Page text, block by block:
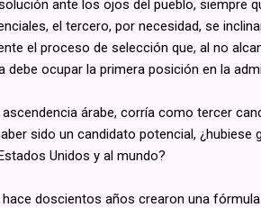
ante los ojos del pueblo, siempre
el tercero, por necesidad, se
el proceso de selección que, al no
debe ocupar la primera posición en la
ascendencia árabe, corría como tercer
sido un candidato potencial,
Unidos y al mundo?
doscientos años crearon una